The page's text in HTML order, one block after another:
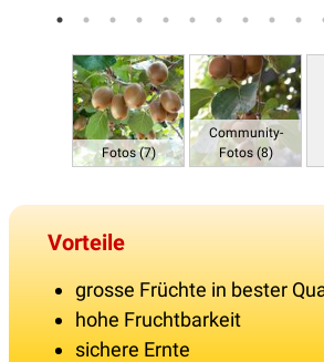
Fotos (7)
Community-
Fotos (8)
Vorteile
grosse Früchte in bester
hohe Fruchtbarkeit
sichere Ernte